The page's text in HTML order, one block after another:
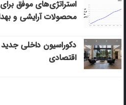
استراتژی‌های موفق برای
محصولات آرایشی و
دکوراسیون داخلی
اقتصادی